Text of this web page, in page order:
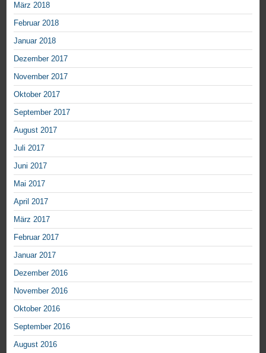
März 2018
Februar 2018
Januar 2018
Dezember 2017
November 2017
Oktober 2017
September 2017
August 2017
Juli 2017
Juni 2017
Mai 2017
April 2017
März 2017
Februar 2017
Januar 2017
Dezember 2016
November 2016
Oktober 2016
September 2016
August 2016